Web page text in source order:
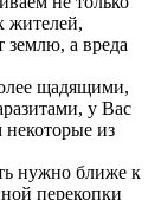
жителей,
землю, а вреда
щадящими,
у Вас
из
нужно ближе к
перекопки